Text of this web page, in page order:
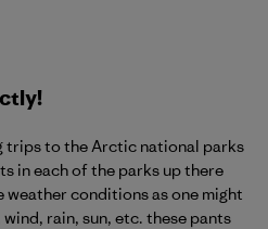
trips to the Arctic national parks
in each of the parks up there
weather conditions as one might
rain, sun, etc. these pants